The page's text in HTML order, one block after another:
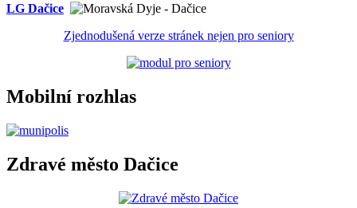
LG Dačice
Zjednodušená verze stránek nejen pro seniory
Mobilní rozhlas
Zdravé město Dačice